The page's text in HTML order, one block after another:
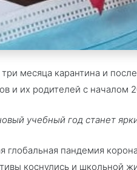
три месяца карантина и
и их родителей с началом
учебный год станет
глобальная пандемия
коснулись и школьной